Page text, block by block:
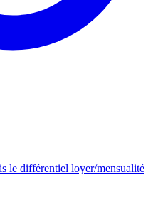
le différentiel loyer/mensualité